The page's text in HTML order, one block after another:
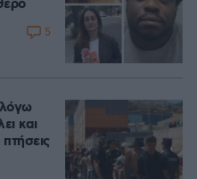
5
και